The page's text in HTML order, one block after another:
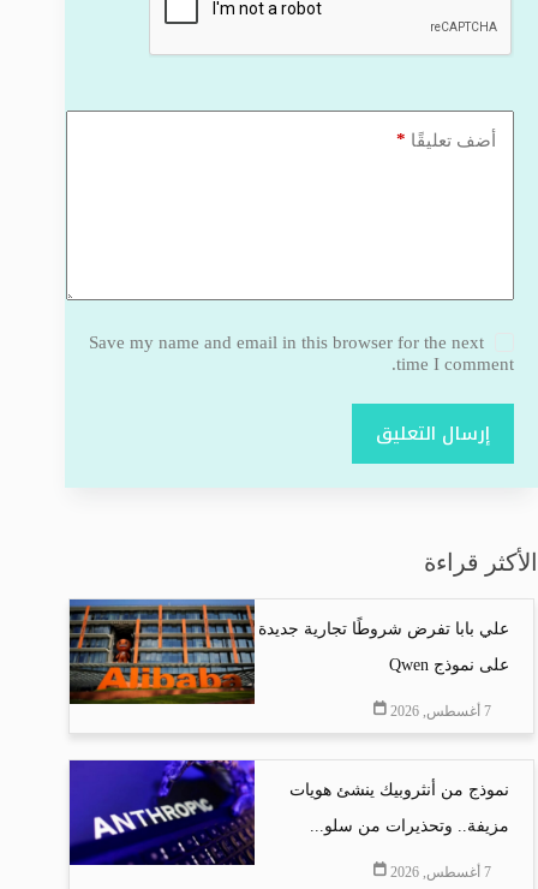
أضف تعليقًا *
Save my name and email in this browser for the next
time I comment.
إرسال التعليق
الأكثر قراءة
علي بابا تفرض شروطًا تجارية جديدة
على نموذج Qwen
7 أغسطس, 2026
نموذج من أنثروبيك ينشئ هويات
مزيفة.. وتحذيرات من سلو...
7 أغسطس, 2026